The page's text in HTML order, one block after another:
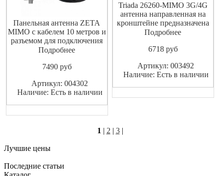
Панельная антенна ZETA
MIMO с кабелем 10 метров и
разъемом для подключения
SMA-male предназначена для
оборудования беспроводных
стандартов: сотовая связь
(GSM1800) 2G (EDGE) 3G
Подробнее
7490pуб
Артикул: 004302
Наличие: Есть в наличии
Triada 26260-MIMO 3G/4G
антенна направленная на
кронштейне предназначена
для работы в диапазонах 3G
в составе систем MIMO.
Две ортогональных
поляризации Высокое
Подробнее
6718pуб
Артикул: 003492
Наличие: Есть в наличии
1 | 2 | 3|
Лучшие цены
Последние статьи